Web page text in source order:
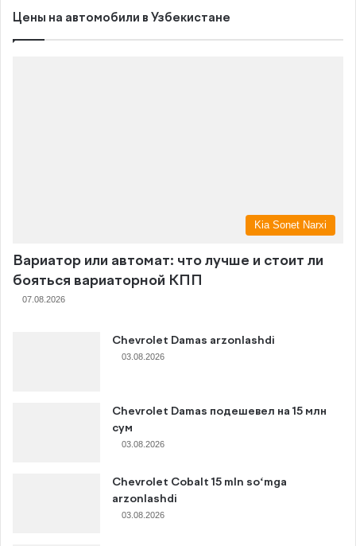
Цены на автомобили в Узбекистане
Kia Sonet Narxi
Вариатор или автомат: что лучше и стоит ли
бояться вариаторной КПП
07.08.2026
Chevrolet Damas arzonlashdi
03.08.2026
Chevrolet Damas подешевел на 15 млн
сум
03.08.2026
Chevrolet Cobalt 15 mln so‘mga
arzonlashdi
03.08.2026